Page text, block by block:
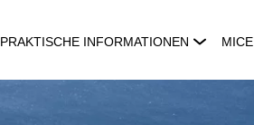
PRAKTISCHE INFORMATIONEN MICE